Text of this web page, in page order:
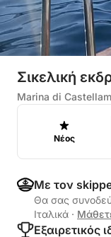
Σικελική
Marina di
Νέος
Με τον
Θα σας
Ιταλικά ·
Εξαιρετικός